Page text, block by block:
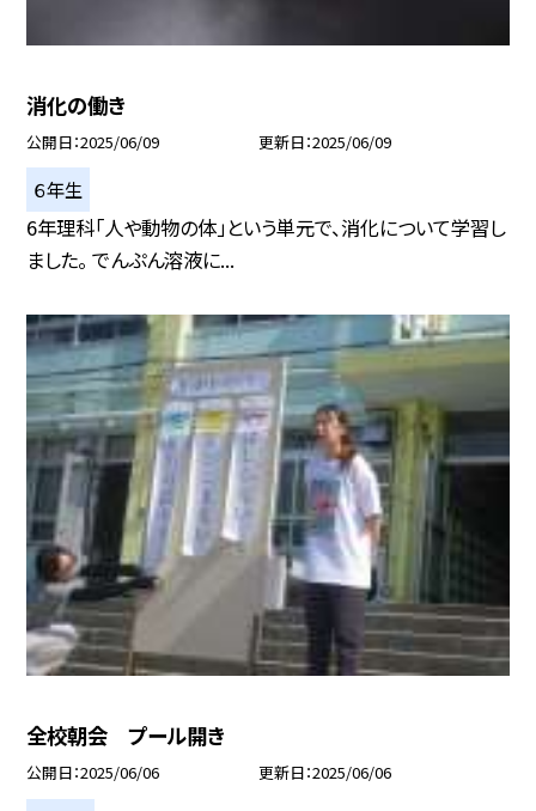
消化の働き
公開日 2025/06/09 更新日 2025/06/09
６年生
6年理科「人や動物の体」という単元で、消化について学習し
ました。 でんぷん溶液に...
全校朝会 プール開き
公開日 2025/06/06 更新日 2025/06/06